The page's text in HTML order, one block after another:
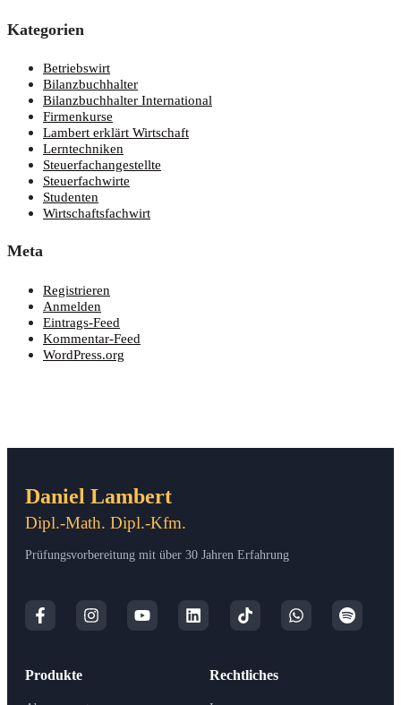
Kate­go­rien
Betriebswirt
Bilanzbuchhalter
Bilanzbuchhalter International
Firmenkurse
Lambert erklärt Wirtschaft
Lerntechniken
Steuerfachangestellte
Steuerfachwirte
Studenten
Wirtschaftsfachwirt
Meta
Registrieren
Anmelden
Eintrags-Feed
Kommentar-Feed
WordPress.org
Daniel Lambert
Dipl.-Math. Dipl.-Kfm.
Prüfungsvorbereitung mit über 30 Jahren Erfahrung
Produkte Rechtliches